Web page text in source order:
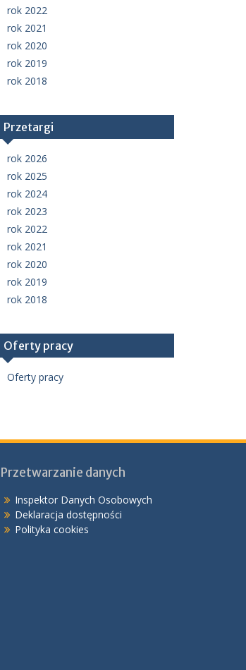
rok 2022
rok 2021
rok 2020
rok 2019
rok 2018
Przetargi
rok 2026
rok 2025
rok 2024
rok 2023
rok 2022
rok 2021
rok 2020
rok 2019
rok 2018
Oferty pracy
Oferty pracy
Przetwarzanie danych
Inspektor Danych Osobowych
Deklaracja dostępności
Polityka cookies